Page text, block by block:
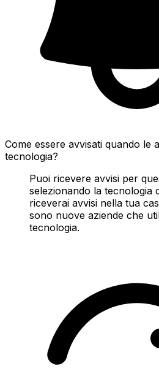
Come essere avvisati quando le
tecnologia?
Puoi ricevere avvisi per
selezionando la tecnologia
riceverai avvisi nella tua
sono nuove aziende che
tecnologia.